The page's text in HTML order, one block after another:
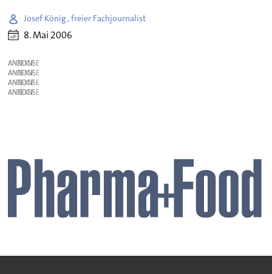
Josef König , freier Fachjournalist
8. Mai 2006
ANZEIGE
ANZEIGE
ANZEIGE
ANZEIGE